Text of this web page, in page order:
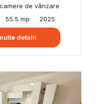
de vânzare
55.5 mp 2025
detalii